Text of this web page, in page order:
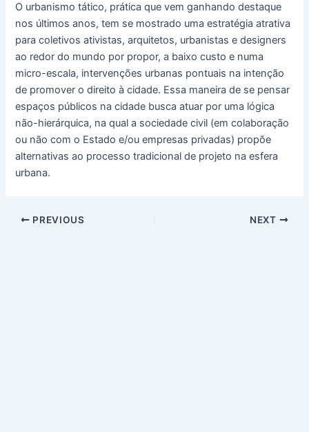
O urbanismo tático, prática que vem ganhando destaque
nos últimos anos, tem se mostrado uma estratégia atrativa
para coletivos ativistas, arquitetos, urbanistas e designers
ao redor do mundo por propor, a baixo custo e numa
micro-escala, intervenções urbanas pontuais na intenção
de promover o direito à cidade. Essa maneira de se pensar
espaços públicos na cidade busca atuar por uma lógica
não-hierárquica, na qual a sociedade civil (em colaboração
ou não com o Estado e/ou empresas privadas) propõe
alternativas ao processo tradicional de projeto na esfera
urbana.
PREVIOUS NEXT